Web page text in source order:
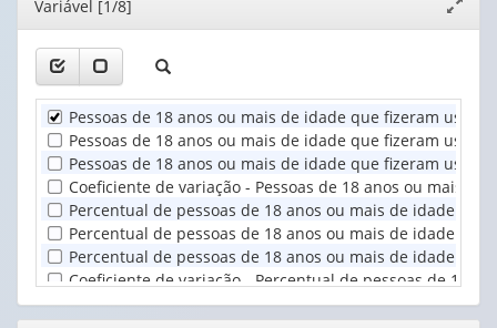
apenas
valor):
Unidade
Territorial
(1)
Situação
do
domicílio
(1)
Editor
janela
Variável [1/8]
Pessoas de 18 anos ou mais de idade que fizeram uso
Pessoas de 18 anos ou mais de idade que fizeram uso
Pessoas de 18 anos ou mais de idade que fizeram uso
Coeficiente de variação - Pessoas de 18 anos ou mais
Percentual de pessoas de 18 anos ou mais de idade
Percentual de pessoas de 18 anos ou mais de idade
Percentual de pessoas de 18 anos ou mais de idade
Coeficiente de variação - Percentual de pessoas de 18